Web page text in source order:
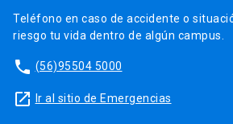
Teléfono en caso de accidente o
riesgo tu vida dentro de algún campus.
phone (56)95504 5000
launch Ir al sitio de Emergencias